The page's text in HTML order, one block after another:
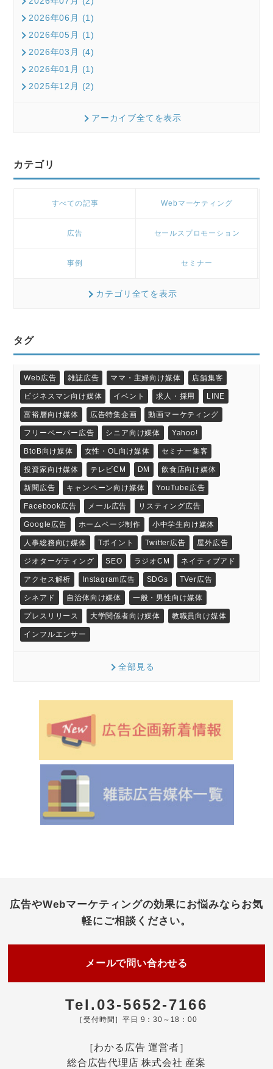
2026年06月 (1)
2026年05月 (1)
2026年03月 (4)
2026年01月 (1)
2025年12月 (2)
アーカイブ全てを表示
カテゴリ
すべての記事 Webマーケティング
広告 セールスプロモーション
事例 セミナー
カテゴリ全てを表示
タグ
Web広告 雑誌広告 ママ・主婦向け媒体 店舗集客
ビジネスマン向け媒体 イベント 求人・採用 LINE
富裕層向け媒体 広告特集企画 動画マーケティング
フリーペーパー広告 シニア向け媒体 Yahoo!
BtoB向け媒体 女性・OL向け媒体 セミナー集客
投資家向け媒体 テレビCM DM 飲食店向け媒体
新聞広告 キャンペーン向け媒体 YouTube広告
Facebook広告 メール広告 リスティング広告
Google広告 ホームページ制作 小中学生向け媒体
人事総務向け媒体 Tポイント Twitter広告 屋外広告
ジオターゲティング SEO ラジオCM ネイティブアド
アクセス解析 Instagram広告 SDGs TVer広告
シネアド 自治体向け媒体 一般・男性向け媒体
プレスリリース 大学関係者向け媒体 教職員向け媒体
インフルエンサー
全部見る
広告やWebマーケティングの効果にお悩みなら お気
軽にご相談ください。
メールで問い合わせる
Tel.03-5652-7166
［受付時間］平日 9：30～18：00
［わかる広告 運営者］
総合広告代理店 株式会社 産案